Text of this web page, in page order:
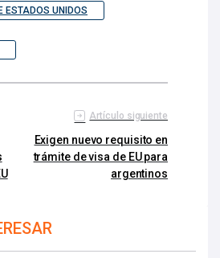
ESTADOS UNIDOS
Artículo siguiente
Exigen nuevo requisito en
trámite de visa de EU para
argentinos